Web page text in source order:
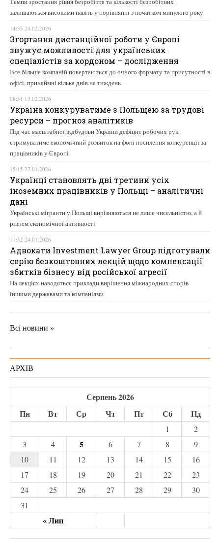
залишаються високими навіть у порівнянні з початком минулого року
14:35 24.02.2026
Згортання дистанційної роботи у Європі
звужує можливості для українських
спеціалістів за кордоном – дослідження
Все більше компаній повертаються до очного формату та присутності в
офісі, принаймні кілька днів на тиждень
08:51 13.02.2026
Україна конкуруватиме з Польщею за трудові
ресурси – прогноз аналітиків
Під час масштабної відбудови України дефіцит робочих рук
стримуватиме економічний розвиток на фоні посилення конкуренції за
працівників у Європі
15:15 27.01.2026
Українці становлять дві третини усіх
іноземних працівників у Польщі – аналітичні
дані
Українські мігранти у Польщі вирізняються не лише чисельністю, а й
рівнем економічної активності
11:32 24.01.2026
Адвокати Investment Lawyer Group підготували
серію безкоштовних лекцій щодо компенсації
збитків бізнесу від російської агресії
На лекціях наводяться приклади вирішення міжнародних спорів
іншими державами та компаніями
Всі новини »
АРХІВ
Серпень 2026
Пн
Вт Ср Чт Пт Сб Нд
« Лип
1
2
3
4 5 6 7 8
9
10
11 12 13 14 15
16
17
18 19 20 21 22
23
24
25 26 27 28 29
30
31